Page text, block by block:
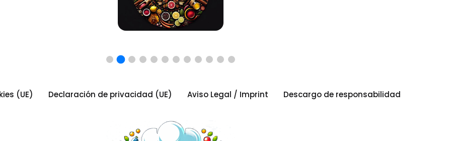
(UE) Declaración de privacidad (UE) Aviso Legal / Imprint Descargo de responsabilidad